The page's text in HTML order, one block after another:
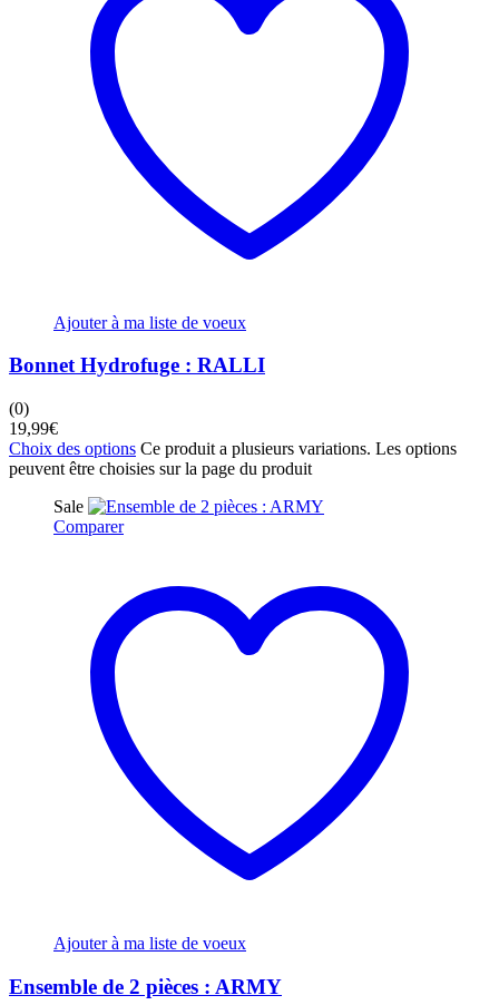
Ajouter à ma liste de voeux
Bonnet Hydrofuge : RALLI
(0)
19,99€
Choix des options Ce produit a plusieurs variations. Les options
peuvent être choisies sur la page du produit
Sale
Comparer
Ajouter à ma liste de voeux
Ensemble de 2 pièces : ARMY